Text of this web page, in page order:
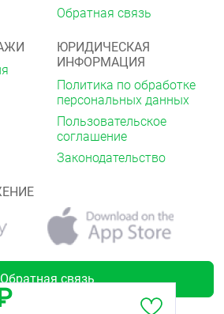
Обратная связь
ЮРИДИЧЕСКАЯ
ИНФОРМАЦИЯ
Политика по обработке
персональных данных
Пользовательское
соглашение
Законодательство
Обратная связь